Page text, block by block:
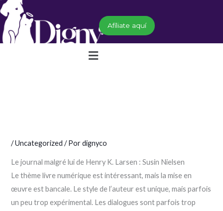
Ir
contenido
Afíliate aquí
Menú
/Uncategorized / Pordignyco
Le journal malgré lui de Henry K. Larsen : Susin Nielsen
Le thème livre numérique est intéressant, mais la mise en
œuvre est bancale. Le style de l’auteur est unique, mais parfois
un peu trop expérimental. Les dialogues sont parfois trop